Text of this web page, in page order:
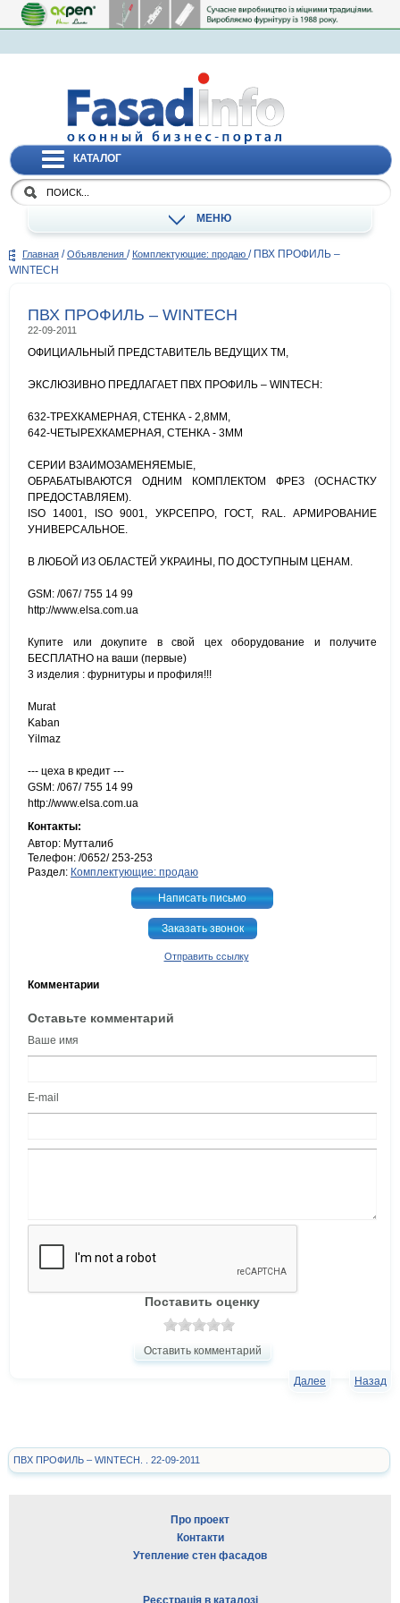
КАТАЛОГ
МЕНЮ
Главная / Объявления / Комплектующие: продаю / ПВХ ПРОФИЛЬ –
WINTECH
ПВХ ПРОФИЛЬ – WINTECH
22-09-2011
ОФИЦИАЛЬНЫЙ ПРЕДСТАВИТЕЛЬ ВЕДУЩИХ ТМ,
ЭКСЛЮЗИВНО ПРЕДЛАГАЕТ ПВХ ПРОФИЛЬ – WINTECH:
632-ТРЕХКАМЕРНАЯ, СТЕНКА - 2,8ММ,
642-ЧЕТЫРЕХКАМЕРНАЯ, СТЕНКА - 3ММ
СЕРИИ ВЗАИМОЗАМЕНЯЕМЫЕ,
ОБРАБАТЫВАЮТСЯ ОДНИМ КОМПЛЕКТОМ ФРЕЗ (ОСНАСТКУ
ПРЕДОСТАВЛЯЕМ).
ISO 14001, ISO 9001, УКРСЕПРО, ГОСТ, RAL. АРМИРОВАНИЕ
УНИВЕРСАЛЬНОЕ.
В ЛЮБОЙ ИЗ ОБЛАСТЕЙ УКРАИНЫ, ПО ДОСТУПНЫМ ЦЕНАМ.
GSM: /067/ 755 14 99
http://www.elsa.com.ua
Купите или докупите в свой цех оборудование и получите
БЕСПЛАТНО на ваши (первые)
3 изделия : фурнитуры и профиля!!!
Murat
Kaban
Yilmaz
--- цеха в кредит ---
GSM: /067/ 755 14 99
http://www.elsa.com.ua
Контакты:
Автор: Мутталиб
Телефон: /0652/ 253-253
Раздел: Комплектующие: продаю
Написать письмо
Заказать звонок
Отправить ссылку
Комментарии
Оставьте комментарий
Ваше имя
E-mail
Поставить оценку
Оставить комментарий
Назад
Далее
ПВХ ПРОФИЛЬ – WINTECH. . 22-09-2011
Про проект
Контакти
Утепление стен фасадов